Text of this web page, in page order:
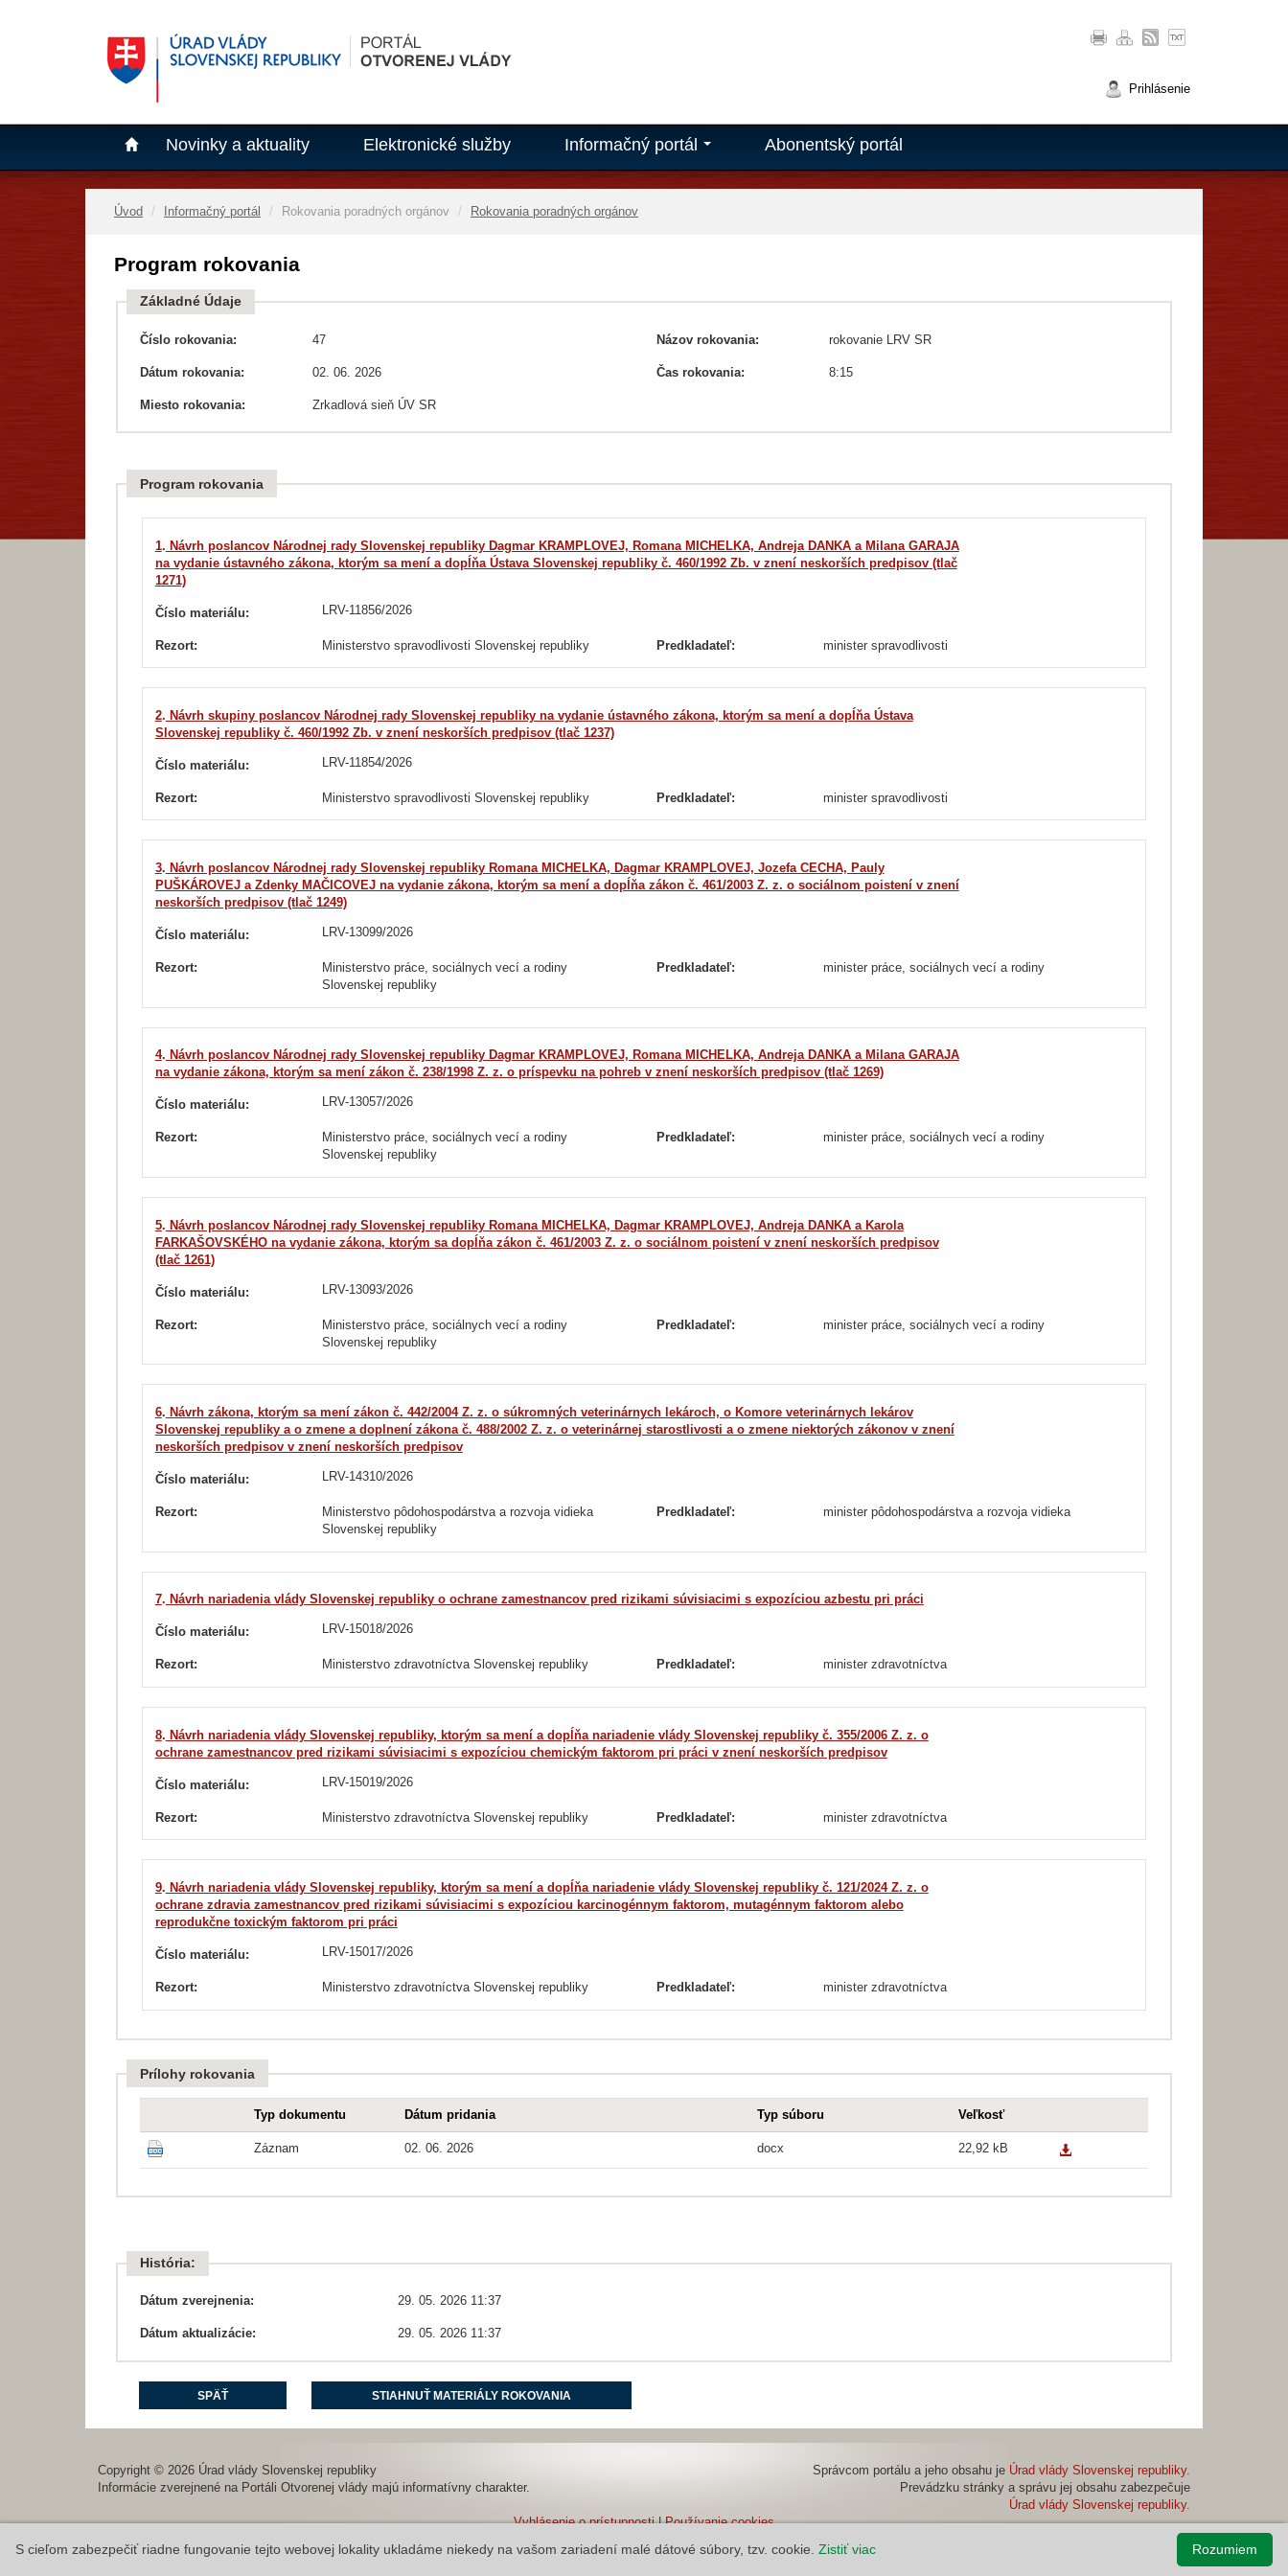
Prihlásenie
Novinky a aktuality Elektronické služby Informačný portál Abonentský portál
Úvod Informačný portál Rokovania poradných orgánov Rokovania poradných orgánov
Program rokovania
Základné Údaje
Číslo rokovania: 47 Názov rokovania: rokovanie LRV SR
Dátum rokovania: 02. 06. 2026 Čas rokovania: 8:15
Miesto rokovania: Zrkadlová sieň ÚV SR
Program rokovania
1. Návrh poslancov Národnej rady Slovenskej republiky Dagmar KRAMPLOVEJ, Romana MICHELKA, Andreja DANKA a Milana GARAJA
na vydanie ústavného zákona, ktorým sa mení a dopĺňa Ústava Slovenskej republiky č. 460/1992 Zb. v znení neskorších predpisov (tlač
1271)
Číslo materiálu: LRV-11856/2026
Rezort: Ministerstvo spravodlivosti Slovenskej republiky Predkladateľ: minister spravodlivosti
2. Návrh skupiny poslancov Národnej rady Slovenskej republiky na vydanie ústavného zákona, ktorým sa mení a dopĺňa Ústava
Slovenskej republiky č. 460/1992 Zb. v znení neskorších predpisov (tlač 1237)
Číslo materiálu: LRV-11854/2026
Rezort: Ministerstvo spravodlivosti Slovenskej republiky Predkladateľ: minister spravodlivosti
3. Návrh poslancov Národnej rady Slovenskej republiky Romana MICHELKA, Dagmar KRAMPLOVEJ, Jozefa CECHA, Pauly
PUŠKÁROVEJ a Zdenky MAČICOVEJ na vydanie zákona, ktorým sa mení a dopĺňa zákon č. 461/2003 Z. z. o sociálnom poistení v znení
neskorších predpisov (tlač 1249)
Číslo materiálu: LRV-13099/2026
Rezort:
Ministerstvo práce, sociálnych vecí a rodiny
Slovenskej republiky
Predkladateľ: minister práce, sociálnych vecí a rodiny
4. Návrh poslancov Národnej rady Slovenskej republiky Dagmar KRAMPLOVEJ, Romana MICHELKA, Andreja DANKA a Milana GARAJA
na vydanie zákona, ktorým sa mení zákon č. 238/1998 Z. z. o príspevku na pohreb v znení neskorších predpisov (tlač 1269)
Číslo materiálu: LRV-13057/2026
Rezort:
Ministerstvo práce, sociálnych vecí a rodiny
Slovenskej republiky
Predkladateľ: minister práce, sociálnych vecí a rodiny
5. Návrh poslancov Národnej rady Slovenskej republiky Romana MICHELKA, Dagmar KRAMPLOVEJ, Andreja DANKA a Karola
FARKAŠOVSKÉHO na vydanie zákona, ktorým sa dopĺňa zákon č. 461/2003 Z. z. o sociálnom poistení v znení neskorších predpisov
(tlač 1261)
Číslo materiálu: LRV-13093/2026
Rezort:
Ministerstvo práce, sociálnych vecí a rodiny
Slovenskej republiky
Predkladateľ: minister práce, sociálnych vecí a rodiny
6. Návrh zákona, ktorým sa mení zákon č. 442/2004 Z. z. o súkromných veterinárnych lekároch, o Komore veterinárnych lekárov
Slovenskej republiky a o zmene a doplnení zákona č. 488/2002 Z. z. o veterinárnej starostlivosti a o zmene niektorých zákonov v znení
neskorších predpisov v znení neskorších predpisov
Číslo materiálu: LRV-14310/2026
Rezort:
Ministerstvo pôdohospodárstva a rozvoja vidieka
Slovenskej republiky
Predkladateľ: minister pôdohospodárstva a rozvoja vidieka
7. Návrh nariadenia vlády Slovenskej republiky o ochrane zamestnancov pred rizikami súvisiacimi s expozíciou azbestu pri práci
Číslo materiálu: LRV-15018/2026
Rezort: Ministerstvo zdravotníctva Slovenskej republiky Predkladateľ: minister zdravotníctva
8. Návrh nariadenia vlády Slovenskej republiky, ktorým sa mení a dopĺňa nariadenie vlády Slovenskej republiky č. 355/2006 Z. z. o
ochrane zamestnancov pred rizikami súvisiacimi s expozíciou chemickým faktorom pri práci v znení neskorších predpisov
Číslo materiálu: LRV-15019/2026
Rezort: Ministerstvo zdravotníctva Slovenskej republiky Predkladateľ: minister zdravotníctva
9. Návrh nariadenia vlády Slovenskej republiky, ktorým sa mení a dopĺňa nariadenie vlády Slovenskej republiky č. 121/2024 Z. z. o
ochrane zdravia zamestnancov pred rizikami súvisiacimi s expozíciou karcinogénnym faktorom, mutagénnym faktorom alebo
reprodukčne toxickým faktorom pri práci
Číslo materiálu: LRV-15017/2026
Rezort: Ministerstvo zdravotníctva Slovenskej republiky Predkladateľ: minister zdravotníctva
Prílohy rokovania
Typ dokumentu Dátum pridania Typ súboru Veľkosť
Záznam 02. 06. 2026 docx 22,92 kB
História:
Dátum zverejnenia: 29. 05. 2026 11:37
Dátum aktualizácie: 29. 05. 2026 11:37
SPÄŤ STIAHNUŤ MATERIÁLY ROKOVANIA
Copyright © 2026 Úrad vlády Slovenskej republiky
Informácie zverejnené na Portáli Otvorenej vlády majú informatívny charakter.
Správcom portálu a jeho obsahu je Úrad vlády Slovenskej republiky.
Prevádzku stránky a správu jej obsahu zabezpečuje
Úrad vlády Slovenskej republiky.
Vyhlásenie o prístupnosti|Používanie cookies
MOV v2.1.0.0, AO v6.1.16.7549~d46b3cad4
Rozumiem
S cieľom zabezpečiť riadne fungovanie tejto webovej lokality ukladáme niekedy na vašom zariadení malé dátové súbory, tzv. cookie. Zistiť viac